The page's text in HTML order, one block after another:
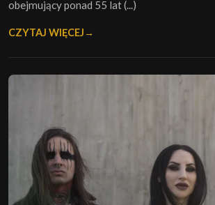
obejmujący ponad 55 lat (...)
CZYTAJ WIĘCEJ